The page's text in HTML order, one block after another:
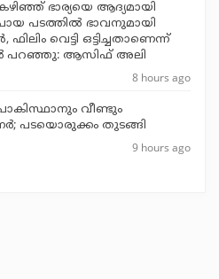
ഭാര്യയെ ആദ്യമായി
പടത്തില്‍ ഭാവനുമായി
വെട്ടി ഒട്ടിച്ചതാണെന്ന്
പറഞ്ഞു: ആസിഫ് അലി
8 hours ago
വീണ്ടും
പടയൊരുക്കം തുടങ്ങി
9 hours ago